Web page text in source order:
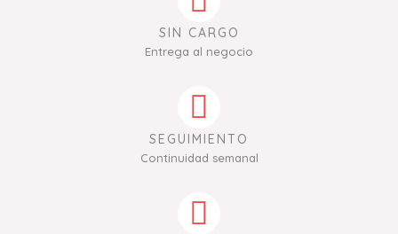
SIN CARGO
Entrega al negocio
SEGUIMIENTO
Continuidad semanal